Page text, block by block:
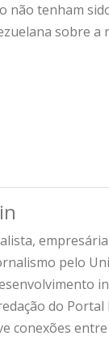
não tenham
sobre
pelo
do
conexões